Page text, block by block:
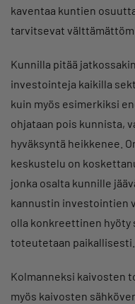
kaventaa kuntien
tarvitsevat
Kunnilla pitää
investointeja kaikilla
kuin myös esimerkiksi
ohjataan pois kunnista,
hyväksyntä heikkenee.
keskustelu on
jonka osalta kunnille
kannustin investointien
olla konkreettinen hyöty
toteutetaan paikallisesti.
Kolmanneksi kaivosten
myös kaivosten